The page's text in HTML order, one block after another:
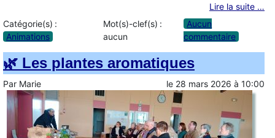
Lire la suite …
Catégorie(s) :
Animations
Mot(s)-clef(s) :
aucun
Aucun
commentaire
🌿 Les plantes aromatiques
Par Marie le 28 mars 2026 à 10:00